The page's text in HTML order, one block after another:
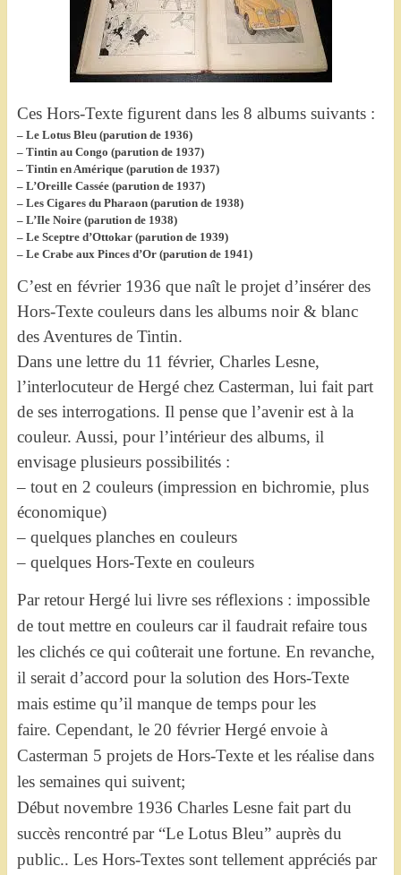
Ces Hors-Texte figurent dans les 8 albums suivants :
– Le Lotus Bleu (parution de 1936)
– Tintin au Congo (parution de 1937)
– Tintin en Amérique (parution de 1937)
– L’Oreille Cassée (parution de 1937)
– Les Cigares du Pharaon (parution de 1938)
– L’Ile Noire (parution de 1938)
– Le Sceptre d’Ottokar (parution de 1939)
– Le Crabe aux Pinces d’Or (parution de 1941)
C’est en février 1936 que naît le projet d’insérer des
Hors-Texte couleurs dans les albums noir & blanc
des Aventures de Tintin.
Dans une lettre du 11 février, Charles Lesne,
l’interlocuteur de Hergé chez Casterman, lui fait part
de ses interrogations. Il pense que l’avenir est à la
couleur. Aussi, pour l’intérieur des albums, il
envisage plusieurs possibilités :
– tout en 2 couleurs (impression en bichromie, plus
économique)
– quelques planches en couleurs
– quelques Hors-Texte en couleurs
Par retour Hergé lui livre ses réflexions : impossible
de tout mettre en couleurs car il faudrait refaire tous
les clichés ce qui coûterait une fortune. En revanche,
il serait d’accord pour la solution des Hors-Texte
mais estime qu’il manque de temps pour les
faire. Cependant, le 20 février Hergé envoie à
Casterman 5 projets de Hors-Texte et les réalise dans
les semaines qui suivent;
Début novembre 1936 Charles Lesne fait part du
succès rencontré par “Le Lotus Bleu” auprès du
public.. Les Hors-Textes sont tellement appréciés par